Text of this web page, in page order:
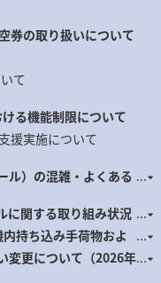
券の取り扱いについて
て
る機能制限について
援実施について
ル）の混雑・よくある
に関する取り組み状況
内持ち込み手荷物およ
1日搭乗分より）
変更について（2026年